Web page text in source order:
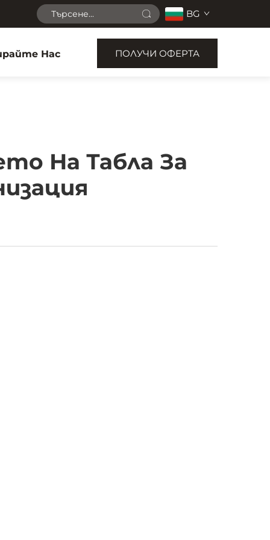
BG
Нас ПОЛУЧИ ОФЕРТА
На Табла За